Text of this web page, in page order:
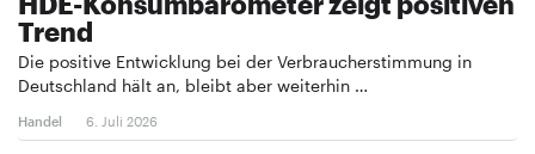
Trend
Die positive Entwicklung bei der Verbraucherstimmung in
Deutschland hält an, bleibt aber weiterhin …
Handel 6. Juli 2026